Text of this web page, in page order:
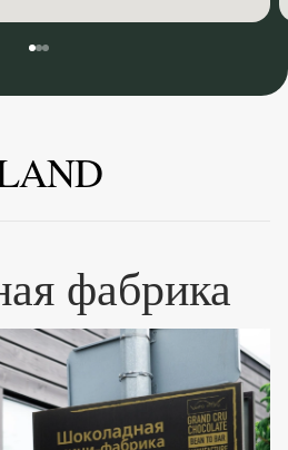
фабрика